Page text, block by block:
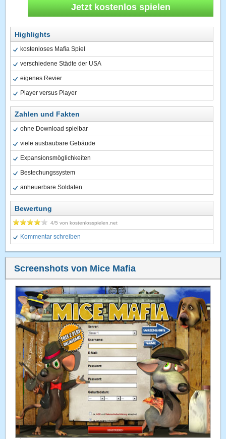
Jetzt kostenlos spielen
Highlights
kostenloses Mafia Spiel
verschiedene Städte der USA
eigenes Revier
Player versus Player
Zahlen und Fakten
ohne Download spielbar
viele ausbaubare Gebäude
Expansionsmöglichkeiten
Bestechungssystem
anheuerbare Soldaten
Bewertung
4/5 vonkostenlosspielen.net
Kommentar schreiben
Screenshots von Mice Mafia